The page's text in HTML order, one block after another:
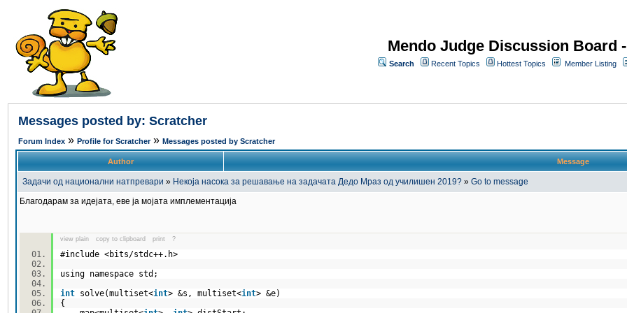
Mendo Judge Discussion Board
Search Recent Topics Hottest Topics Member Listing
Messages posted by: Scratcher
Forum Index » Profile for Scratcher» Messages posted by Scratcher
Author Message
Задачи од национални натпревари » Некоја насока за решавање на задачата Дедо Мраз од училишен 2019? » Go to message
Благодарам за идејата, еве ја мојата имплементација
view plain copy to clipboard print ?
#include <bits/stdc++.h>
using namespace std;
int solve(multiset<int> &s, multiset<int> &e)
{